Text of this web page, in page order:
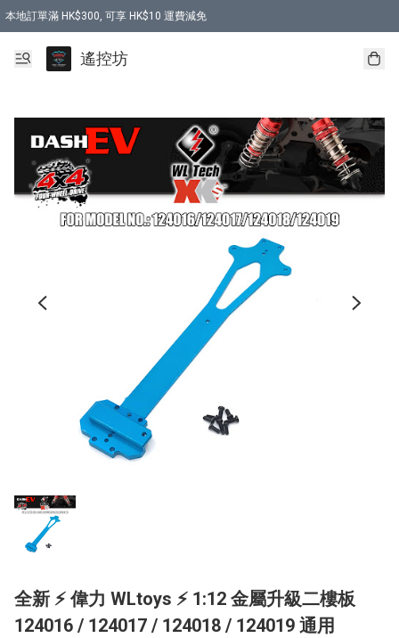
本地訂單滿 HK$300, 可享 HK$10 運費減免
購買 7.6V 6500mah 70C 電池 送 7.6V USB充電器
遙控坊
全新 ⚡ 偉力 WLtoys ⚡ 1:12 金屬升級二樓板
124016 / 124017 / 124018 / 124019 通用